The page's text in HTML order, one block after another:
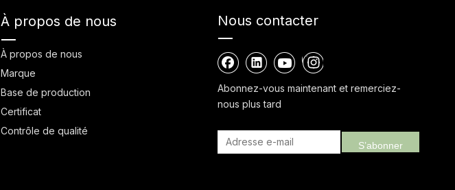
À propos de nous
À propos de nous
Marque
Base de production
Certificat
Contrôle de qualité
Nous contacter
Abonnez-vous maintenant et remerciez-
nous plus tard
S’abonner